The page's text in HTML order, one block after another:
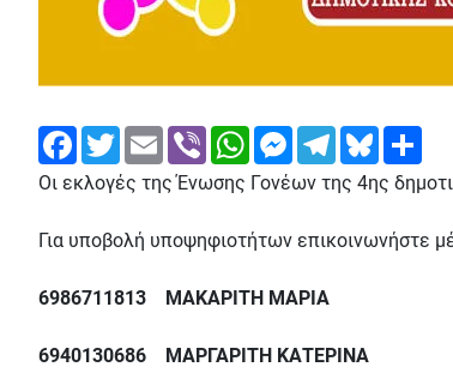
FacebookTwitterEmail Viber WhatsAppMessengerTelegramBluesky
Οι εκλογές της Ένωσης Γονέων της 4ης
Για υποβολή υποψηφιοτήτων επικοινωνήστε
6986711813 ΜΑΚΑΡΙΤΗ ΜΑΡΙΑ
6940130686 ΜΑΡΓΑΡΙΤΗ ΚΑΤΕΡΙΝΑ